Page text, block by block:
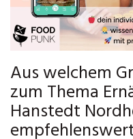
Aus welchem
zum Thema
Hanstedt